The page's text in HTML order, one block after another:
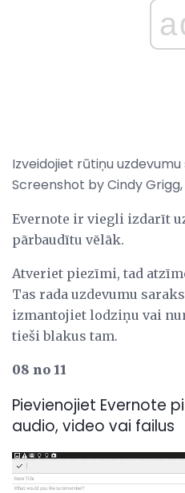
Izveidojiet rūtiņu
Screenshot by Cindy
Evernote ir viegli izdarīt
pārbaudītu vēlāk.
Atveriet piezīmi, tad
Tas rada uzdevumu
izmantojiet lodziņu vai
tieši blakus tam.
08 no 11
Pievienojiet Evernote
audio, video vai failus